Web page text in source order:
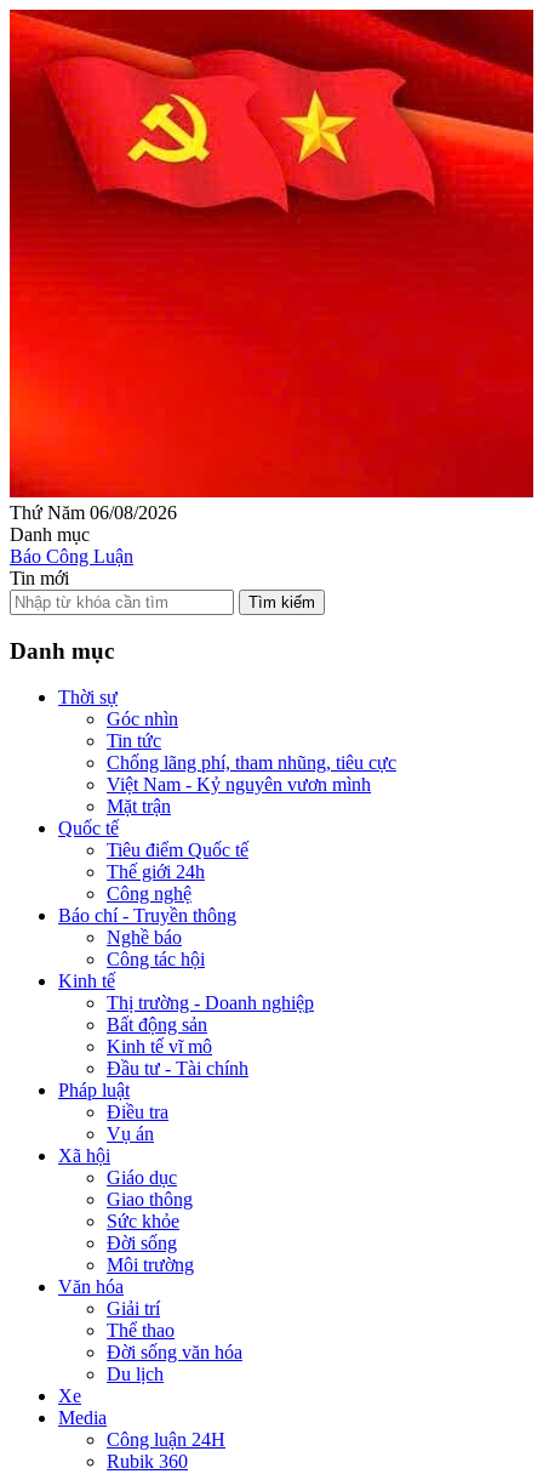
Thứ Năm 06/08/2026
Danh mục
Báo Công Luận
Tin mới
Tìm kiếm
Danh mục
Thời sự
Góc nhìn
Tin tức
Chống lãng phí, tham nhũng, tiêu cực
Việt Nam - Kỷ nguyên vươn mình
Mặt trận
Quốc tế
Tiêu điểm Quốc tế
Thế giới 24h
Công nghệ
Báo chí - Truyền thông
Nghề báo
Công tác hội
Kinh tế
Thị trường - Doanh nghiệp
Bất động sản
Kinh tế vĩ mô
Đầu tư - Tài chính
Pháp luật
Điều tra
Vụ án
Xã hội
Giáo dục
Giao thông
Sức khỏe
Đời sống
Môi trường
Văn hóa
Giải trí
Thể thao
Đời sống văn hóa
Du lịch
Xe
Media
Công luận 24H
Rubik 360